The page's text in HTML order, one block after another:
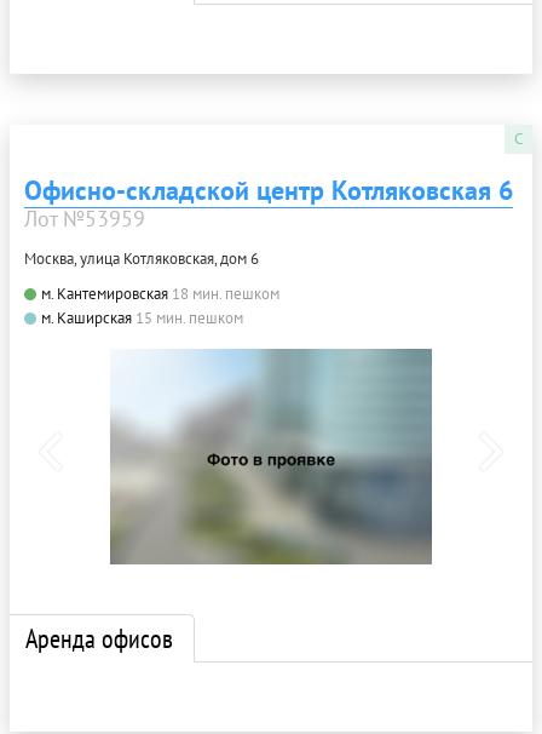
C
Офисно-складской центр Котляковская 6
Лот №53959
Москва, улица Котляковская, дом 6
м. Кантемировская 18 мин. пешком
м. Каширская 15 мин. пешком
Аренда офисов